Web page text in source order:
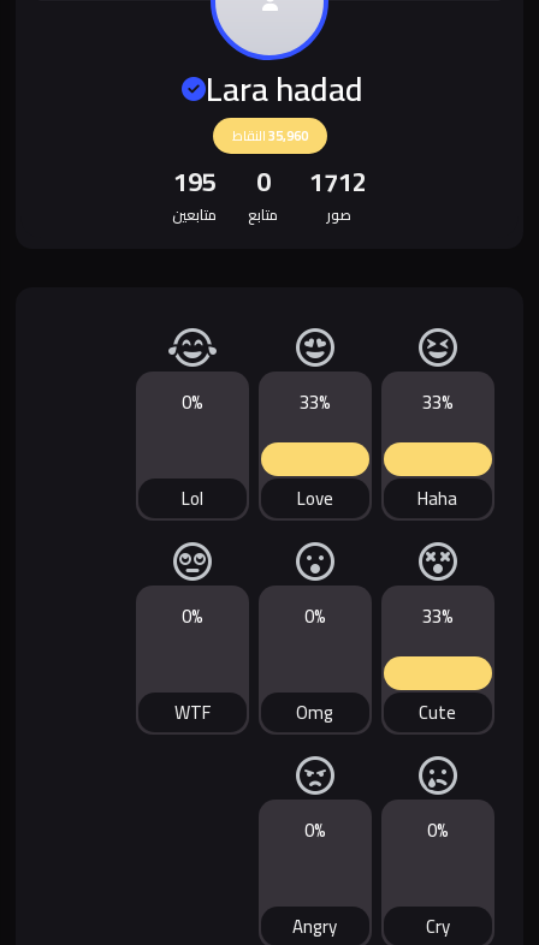
Lara hadad
35,960النقاط
1712
صور
0
متابع
195
متابعين
33%
Haha
33%
Love
0%
Lol
33%
Cute
0%
Omg
0%
WTF
0%
Cry
0%
Angry